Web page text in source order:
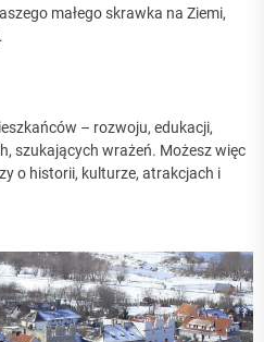
małego skrawka na Ziemi,
– rozwoju, edukacji,
szukających wrażeń. Możesz więc
o historii, kulturze, atrakcjach i